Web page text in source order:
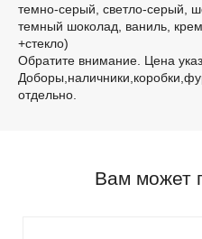
темно-серый, светло-серый,
темный шоколад, ваниль,
+cтекло)
Обратите внимание. Цена
отдельно.
Вам может